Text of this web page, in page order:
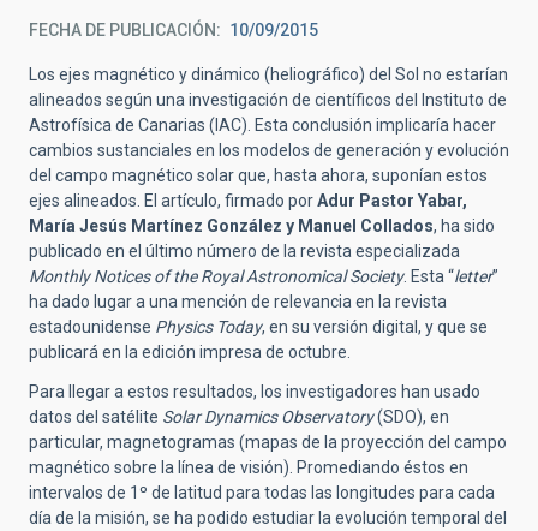
FECHA DE PUBLICACIÓN 10/09/2015
Los ejes magnético y dinámico (heliográfico) del Sol no estarían
alineados según una investigación de científicos del Instituto de
Astrofísica de Canarias (IAC). Esta conclusión implicaría hacer
cambios sustanciales en los modelos de generación y evolución
del campo magnético solar que, hasta ahora, suponían estos
ejes alineados. El artículo, firmado porAdur Pastor Yabar,
María Jesús Martínez González y Manuel Collados, ha sido
publicado en el último número de la revista especializada
Monthly Notices of the Royal Astronomical Society. Esta “letter”
ha dado lugar a una mención de relevancia en la revista
estadounidense Physics Today, en su versión digital, y que se
publicará en la edición impresa de octubre.
Para llegar a estos resultados, los investigadores han usado
datos del satélite Solar Dynamics Observatory(SDO), en
particular, magnetogramas (mapas de la proyección del campo
magnético sobre la línea de visión). Promediando éstos en
intervalos de 1º de latitud para todas las longitudes para cada
día de la misión, se ha podido estudiar la evolución temporal del